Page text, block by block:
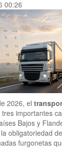
00:26
2026, el
importantes
Bajos y
obligatoriedad
furgonetas